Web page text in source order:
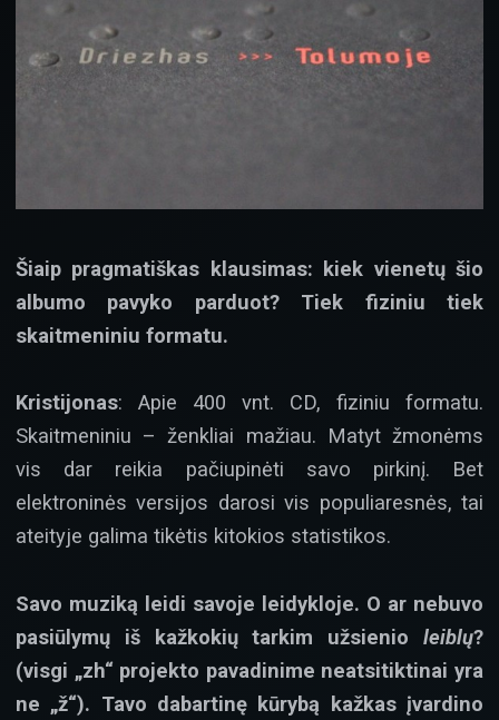
Šiaip pragmatiškas klausimas: kiek vienetų šio
albumo pavyko parduot? Tiek fiziniu tiek
skaitmeniniu formatu.
Kristijonas: Apie 400 vnt. CD, fiziniu formatu.
Skaitmeniniu – ženkliai mažiau. Matyt žmonėms
vis dar reikia pačiupinėti savo pirkinį. Bet
elektroninės versijos darosi vis populiaresnės, tai
ateityje galima tikėtis kitokios statistikos.
Savo muziką leidi savoje leidykloje. O ar nebuvo
pasiūlymų iš kažkokių tarkim užsienio leiblų?
(visgi „zh“ projekto pavadinime neatsitiktinai yra
ne „ž“). Tavo dabartinę kūrybą kažkas įvardino